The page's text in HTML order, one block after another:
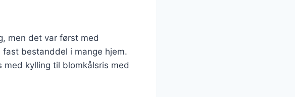
men det var først med
bestanddel i mange hjem.
med kylling til blomkålsris med